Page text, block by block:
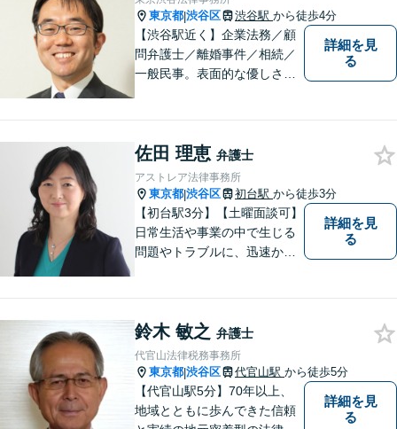
東京都|渋谷区 渋谷駅 から徒歩4分
【渋谷駅近く】企業法務／顧
問弁護士／離婚事件／相続／
一般民事。表面的な優しさだ
をしております。お気軽にご
相談ください。
詳細を見
る
佐田 理恵 弁護士
アストレア法律事務所
東京都|渋谷区 初台駅 から徒歩3分
【初台駅3分】【土曜面談可】
日常生活や事業の中で生じる
問題やトラブルに、迅速かつ
ただける解決を実現すること
が私たちの使命です。
詳細を見
る
鈴木 敏之 弁護士
代官山法律税務事務所
東京都|渋谷区 代官山駅 から徒歩5分
【代官山駅5分】70年以上、
地域とともに歩んできた信頼
詳細を見
る